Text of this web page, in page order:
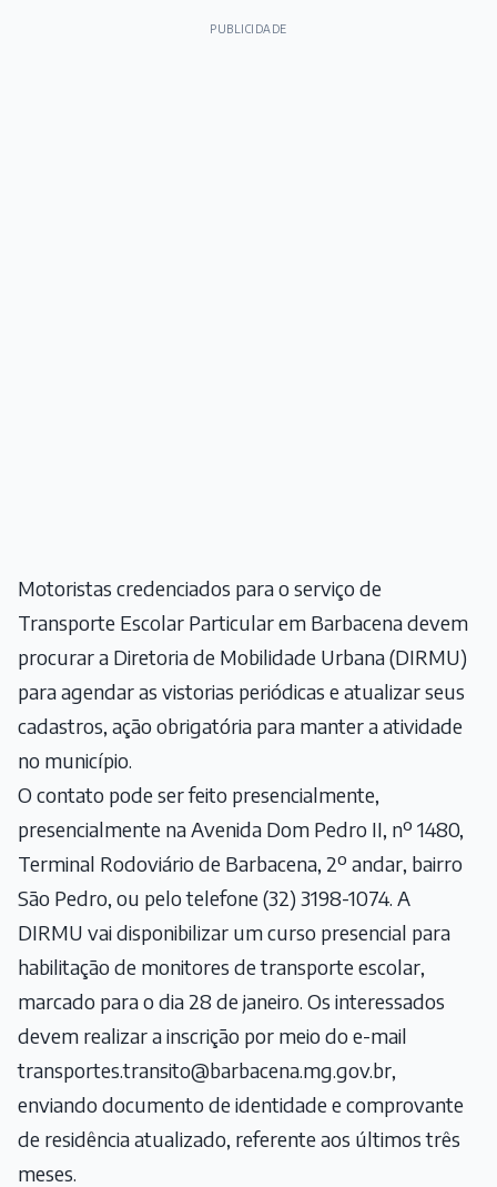
PUBLICIDADE
Motoristas credenciados para o serviço de
Transporte Escolar Particular em Barbacena devem
procurar a Diretoria de Mobilidade Urbana (DIRMU)
para agendar as vistorias periódicas e atualizar seus
cadastros, ação obrigatória para manter a atividade
no município.
O contato pode ser feito presencialmente,
presencialmente na Avenida Dom Pedro II, nº 1480,
Terminal Rodoviário de Barbacena, 2º andar, bairro
São Pedro, ou pelo telefone (32) 3198-1074. A
DIRMU vai disponibilizar um curso presencial para
habilitação de monitores de transporte escolar,
marcado para o dia 28 de janeiro. Os interessados
devem realizar a inscrição por meio do e-mail
transportes.transito@barbacena.mg.gov.br,
enviando documento de identidade e comprovante
de residência atualizado, referente aos últimos três
meses.